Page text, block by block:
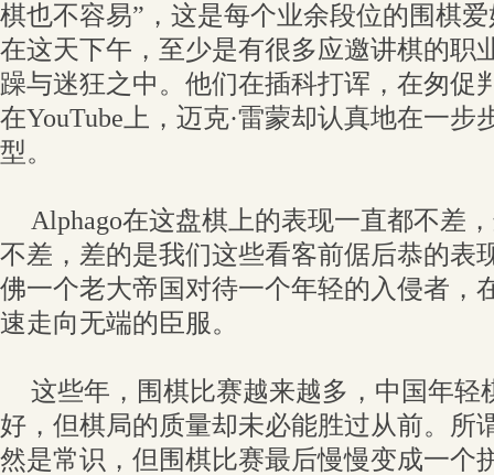
棋也不容易”，这是每个业余段位的围棋
在这天下午，至少是有很多应邀讲棋的职
躁与迷狂之中。他们在插科打诨，在匆促
在YouTube上，迈克·雷蒙却认真地在一步
型。
Alphago在这盘棋上的表现一直都不差
不差，差的是我们这些看客前倨后恭的表
佛一个老大帝国对待一个年轻的入侵者，
速走向无端的臣服。
这些年，围棋比赛越来越多，中国年轻
好，但棋局的质量却未必能胜过从前。所
然是常识，但围棋比赛最后慢慢变成一个